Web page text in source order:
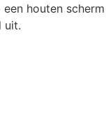
houten
uit.